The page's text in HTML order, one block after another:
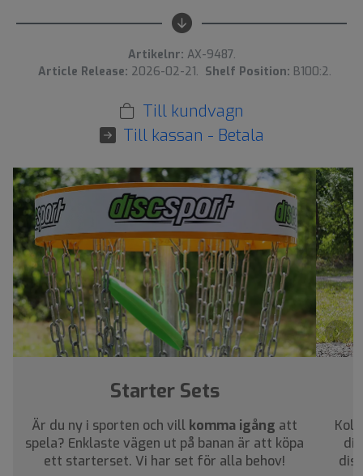
Artikelnr: AX-9487.
Article Release: 2026-02-21. Shelf Position: B100:2.
Till kundvagn
Till kassan - Betala
›
Starter Sets
Är du ny i sporten och vill komma igång att
spela? Enklaste vägen ut på banan är att köpa
ett starterset. Vi har set för alla behov!